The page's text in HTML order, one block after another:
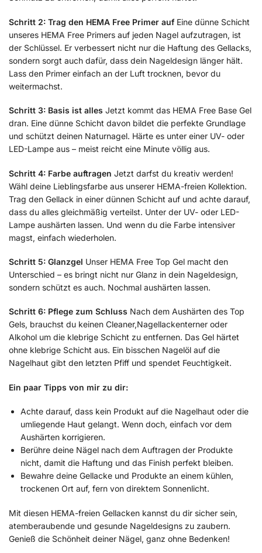
Schritt 2: Trag den HEMA Free Primer aufEine dünne Schicht
unseres HEMA Free Primers auf jeden Nagel aufzutragen, ist
der Schlüssel. Er verbessert nicht nur die Haftung des Gellacks,
sondern sorgt auch dafür, dass dein Nageldesign länger hält.
Lass den Primer einfach an der Luft trocknen, bevor du
weitermachst.
Schritt 3: Basis ist alles Jetzt kommt das HEMA Free Base Gel
dran. Eine dünne Schicht davon bildet die perfekte Grundlage
und schützt deinen Naturnagel. Härte es unter einer UV- oder
LED-Lampe aus – meist reicht eine Minute völlig aus.
Schritt 4: Farbe auftragen Jetzt darfst du kreativ werden!
Wähl deine Lieblingsfarbe aus unserer HEMA-freien Kollektion.
Trag den Gellack in einer dünnen Schicht auf und achte darauf,
dass du alles gleichmäßig verteilst. Unter der UV- oder LED-
Lampe aushärten lassen. Und wenn du die Farbe intensiver
magst, einfach wiederholen.
Schritt 5: Glanzgel Unser HEMA Free Top Gel macht den
Unterschied – es bringt nicht nur Glanz in dein Nageldesign,
sondern schützt es auch. Nochmal aushärten lassen.
Schritt 6: Pflege zum Schluss Nach dem Aushärten des Top
Gels, brauchst du keinen Cleaner,Nagellackenterner oder
Alkohol um die klebrige Schicht zu entfernen. Das Gel härtet
ohne klebrige Schicht aus. Ein bisschen Nagelöl auf die
Nagelhaut gibt den letzten Pfiff und spendet Feuchtigkeit.
Ein paar Tipps von mir zu dir:
Achte darauf, dass kein Produkt auf die Nagelhaut oder die
umliegende Haut gelangt. Wenn doch, einfach vor dem
Aushärten korrigieren.
Berühre deine Nägel nach dem Auftragen der Produkte
nicht, damit die Haftung und das Finish perfekt bleiben.
Bewahre deine Gellacke und Produkte an einem kühlen,
trockenen Ort auf, fern von direktem Sonnenlicht.
Mit diesen HEMA-freien Gellacken kannst du dir sicher sein,
atemberaubende und gesunde Nageldesigns zu zaubern.
Genieß die Schönheit deiner Nägel, ganz ohne Bedenken!